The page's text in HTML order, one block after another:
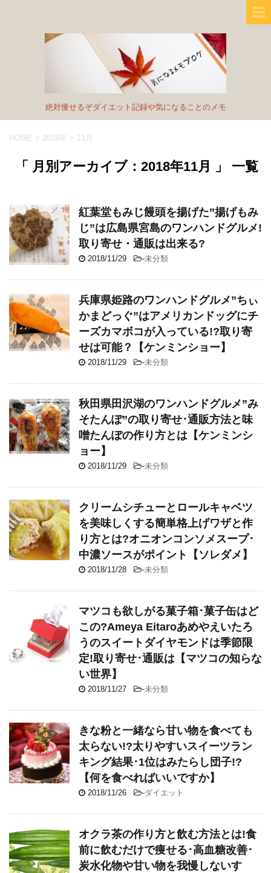
絶対痩せるぞダイエット記録や気になることのメモ
HOME > 2018年 > 11月
「 月別アーカイブ：2018年11月 」 一覧
紅葉堂もみじ饅頭を揚げた”揚げもみ
じ”は広島県宮島のワンハンドグルメ!
取り寄せ・通販は出来る?
2018/11/29 -未分類
兵庫県姫路のワンハンドグルメ”ちぃ
かまどっぐ”はアメリカンドッグにチ
ーズカマボコが入っている!?取り寄
せは可能？【ケンミンショー】
2018/11/29 -未分類
秋田県田沢湖のワンハンドグルメ”み
そたんぽ”の取り寄せ･通販方法と味
噌たんぽの作り方とは【ケンミンシ
ョー】
2018/11/29 -未分類
クリームシチューとロールキャベツ
を美味しくする簡単格上げワザと作
り方とは?オニオンコンソメスープ･
中濃ソースがポイント【ソレダメ】
2018/11/28 -未分類
マツコも欲しがる菓子箱･菓子缶はど
この?Ameya Eitaroあめやえいたろ
うのスイートダイヤモンドは季節限
定!取り寄せ･通販は【マツコの知らな
い世界】
2018/11/27 -未分類
きな粉と一緒なら甘い物を食べても
太らない!?太りやすいスイーツラン
キング結果･1位はみたらし団子!?
【何を食べればいいですか】
2018/11/26 -ダイエット
オクラ茶の作り方と飲む方法とは!食
前に飲むだけで痩せる･高血糖改善･
炭水化物や甘い物を我慢しないす